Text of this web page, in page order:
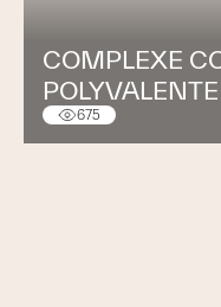
COMPLEXE
POLYVALENTE
675